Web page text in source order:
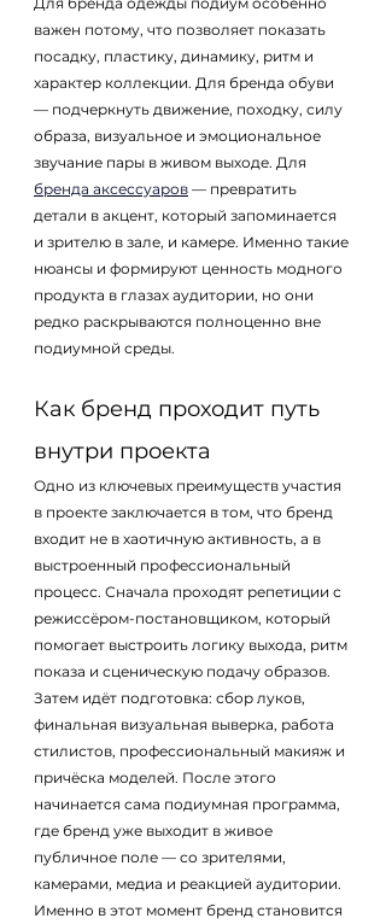
важен потому, что позволяет показать
посадку, пластику, динамику, ритм и
характер коллекции. Для бренда обуви
— подчеркнуть движение, походку, силу
образа, визуальное и эмоциональное
звучание пары в живом выходе. Для
бренда аксессуаров — превратить
детали в акцент, который запоминается
и зрителю в зале, и камере. Именно такие
нюансы и формируют ценность модного
продукта в глазах аудитории, но они
редко раскрываются полноценно вне
подиумной среды.
Как бренд проходит путь
внутри проекта
Одно из ключевых преимуществ участия
в проекте заключается в том, что бренд
входит не в хаотичную активность, а в
выстроенный профессиональный
процесс. Сначала проходят репетиции с
режиссёром-постановщиком, который
помогает выстроить логику выхода, ритм
показа и сценическую подачу образов.
Затем идёт подготовка: сбор луков,
финальная визуальная выверка, работа
стилистов, профессиональный макияж и
причёска моделей. После этого
начинается сама подиумная программа,
где бренд уже выходит в живое
публичное поле — со зрителями,
камерами, медиа и реакцией аудитории.
Именно в этот момент бренд становится